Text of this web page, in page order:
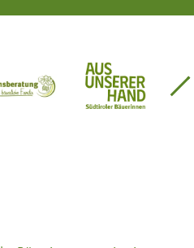
Mit Bäuerinnen lernen -
Lebensberatung für dieAus unserer